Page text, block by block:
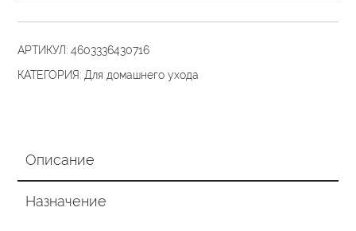
и
гр
АРТИКУЛ: 4603336430716
КАТЕГОРИЯ: Для домашнего ухода
Описание
Назначение